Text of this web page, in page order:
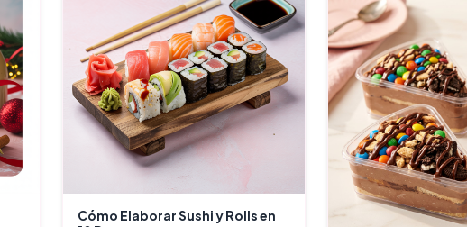
Cómo Elaborar Sushi y Rolls en